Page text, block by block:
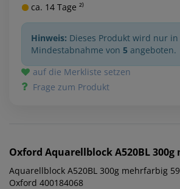
ca. 14 Tage ²⁾
Hinweis: Dieses Produkt wird nur
Mindestabnahme von 5 angeboten.
auf die Merkliste setzen
Frage zum Produkt
Oxford Aquarellblock A520BL
Aquarellblock A520BL 300g mehrfarbig
Oxford 400184068